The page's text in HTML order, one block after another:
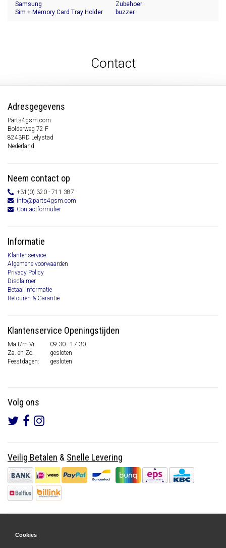
Samsung
Sim + Memory Card Tray Holder
Zubehoer
buzzer
Contact
Adresgegevens
Parts4gsm.com
Bolderweg 72 F
8243RD Lelystad
Nederland
Neem contact op
+31(0) 320 - 711 387
info@parts4gsm.com
Contactformulier
Informatie
Klantenservice
Algemene voorwaarden
Privacy Policy
Disclaimer
Betaal informatie
Retouren & Garantie
Klantenservice Openingstijden
Ma t/m Vr.
09:30 - 17:30
Za. en Zo.
gesloten
Feestdagen:
gesloten
Volg ons
Veilig Betalen & Snelle Levering
Cookies